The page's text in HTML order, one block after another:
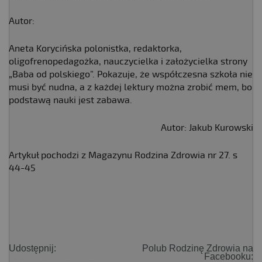
Autor:
Aneta Korycińska polonistka, redaktorka,
oligofrenopedagożka, nauczycielka i założycielka strony
„Baba od polskiego”. Pokazuje, że współczesna szkoła nie
musi być nudna, a z każdej lektury można zrobić mem, bo
podstawą nauki jest zabawa.
Autor: Jakub Kurowski
Artykuł pochodzi z Magazynu Rodzina Zdrowia nr 27. s
44-45
Udostępnij:
Polub Rodzinę Zdrowia na
Facebooku: